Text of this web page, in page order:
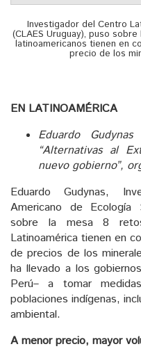
Investigador del Centro
(CLAES Uruguay), puso
latinoamericanos tienen en
precio de los
EN LATINOAMÉRICA
Eduardo
“Alternativasal
nuevo gobierno”,
Eduardo Gudynas,
Americano de Ecología
sobre la mesa 8
Latinoamérica tienen en
de precios de los
ha llevado a los
Perú– a tomar
poblaciones indígenas,
ambiental.
A menor precio, mayor